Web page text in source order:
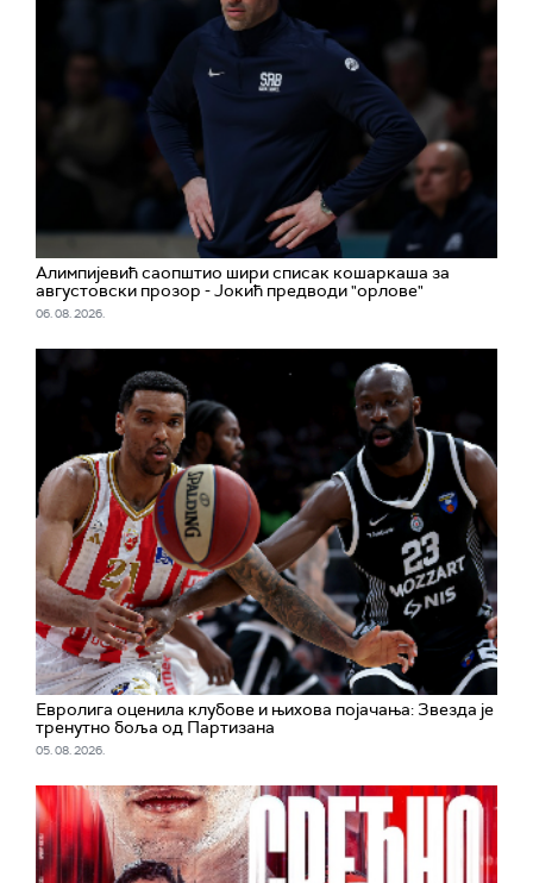
Алимпијевић саопштио шири списак кошаркаша за
августовски прозор - Јокић предводи "орлове"
06. 08. 2026.
Евролига оценила клубове и њихова појачања: Звезда је
тренутно боља од Партизана
05. 08. 2026.